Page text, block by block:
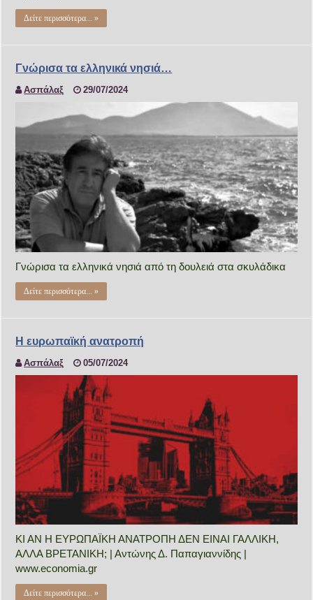
Δείτε περισσότερα... »
Γνώρισα τα ελληνικά νησιά…
Ασπάλαξ 29/07/2024
Γνώρισα τα ελληνικά νησιά από τη δουλειά στα σκυλάδικα
Δείτε περισσότερα... »
Η ευρωπαϊκή ανατροπή
Ασπάλαξ 05/07/2024
ΚΙ ΑΝ Η ΕΥΡΩΠΑΪΚΗ ΑΝΑΤΡΟΠΗ ΔΕΝ ΕΙΝΑΙ ΓΑΛΛΙΚΗ,
ΑΛΛΑ ΒΡΕΤΑΝΙΚΗ; | Αντώνης Δ. Παπαγιαννίδης |
www.economia.gr
Δείτε περισσότερα... »